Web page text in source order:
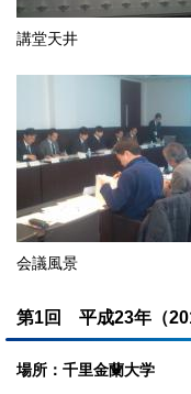
講堂天井
会議風景
第1回 平成23年（
場所：千里金蘭大学